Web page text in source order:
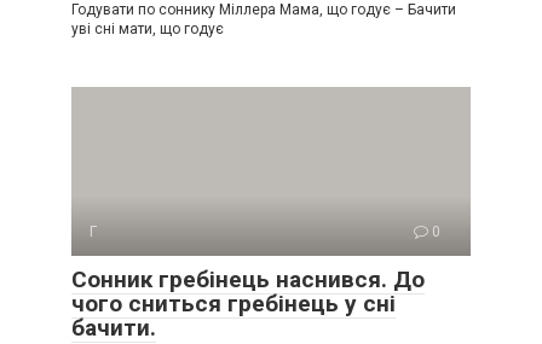
Годувати по соннику Міллера Мама, що годує – Бачити
уві сні мати, що годує
Г 0
Сонник гребінець наснився. До
чого сниться гребінець у сні
бачити.